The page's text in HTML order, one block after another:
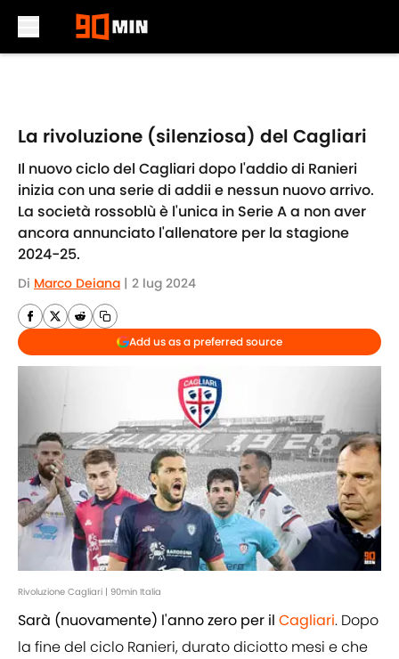
La rivoluzione (silenziosa) del Cagliari
Il nuovo ciclo del Cagliari dopo l'addio di Ranieri
inizia con una serie di addii e nessun nuovo arrivo.
La società rossoblù è l'unica in Serie A a non aver
ancora annunciato l'allenatore per la stagione
2024-25.
Di Marco Deiana | 2 lug 2024
Add us as a preferred source
Rivoluzione Cagliari | 90min Italia
Sarà (nuovamente) l'anno zero per il Cagliari. Dopo
la fine del ciclo Ranieri, durato diciotto mesi e che